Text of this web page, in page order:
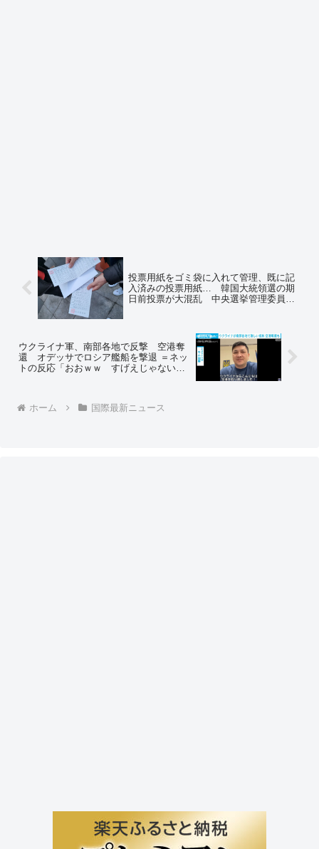
投票用紙をゴミ袋に入れて管理、既に記
入済みの投票用紙… 韓国大統領選の期
日前投票が大混乱 中央選挙管理委員会
命 元最高裁判事で、二審で有罪だった
李在明氏に逆転無罪判決を下した人物
ウクライナ軍、南部各地で反撃 空港奪
還 オデッサでロシア艦船を撃退 ＝ネッ
トの反応「おおｗｗ すげえじゃない
ホーム 国際最新ニュース